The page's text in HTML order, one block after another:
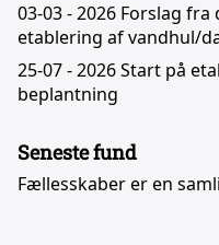
03-03 - 2026 Forslag
etablering af vandhul/
25-07 - 2026 Start på
beplantning
Seneste fund
Fællesskaber er en